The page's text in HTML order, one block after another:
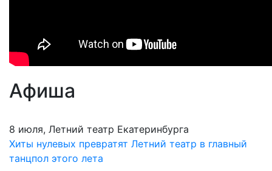
Афиша
8 июля, Летний театр Екатеринбурга
Хиты нулевых превратят Летний театр в главный
танцпол этого лета